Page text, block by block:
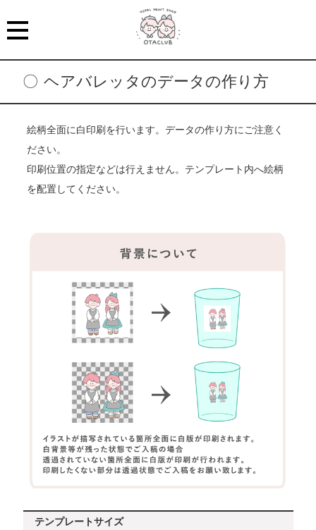
ヘアバレッタのデータの作り方
絵柄全面に白印刷を行います。データの作り方にご注意く
ださい。
印刷位置の指定などは行えません。テンプレート内へ絵柄
を配置してください。
テンプレートサイズ